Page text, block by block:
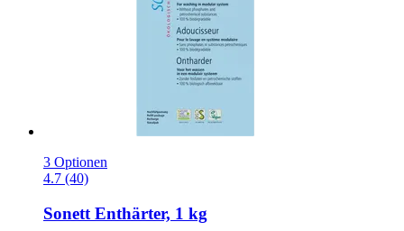
3 Optionen
4.7 (40)
Sonett Enthärter, 1 kg